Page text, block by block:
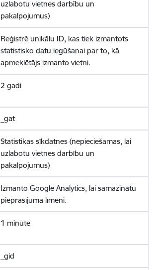
uzlabotu vietnes darbību un
pakalpojumus)
Reģistrē unikālu ID, kas tiek izmantots
statistisko datu iegūšanai par to, kā
apmeklētājs izmanto vietni.
2 gadi
_gat
Statistikas sīkdatnes (nepieciešamas, lai
uzlabotu vietnes darbību un
pakalpojumus)
Izmanto Google Analytics, lai samazinātu
pieprasījuma līmeni.
1 minūte
_gid